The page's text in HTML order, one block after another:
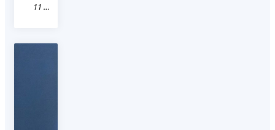
11 Республика Коми